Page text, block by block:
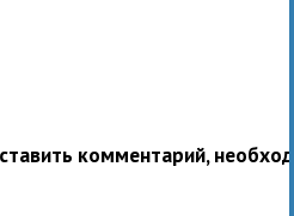
комментарий,